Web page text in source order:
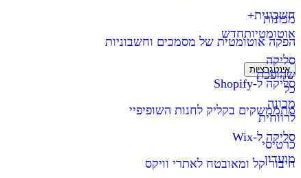
מכונות
אוטומטיותחדש
סליקה
שהופכת
כל
מכונה
לרווחית
כרטיסי
מועדון
חשבונית+
הפקה אוטומטית של מסמכים וחשבוניות
אינטגרציות
סליקה ל-Shopify
מתממשקים בקליק לחנות השופיפיי
סליקה ל-Wix
חיבור קל ומאובטח לאתרי וויקס